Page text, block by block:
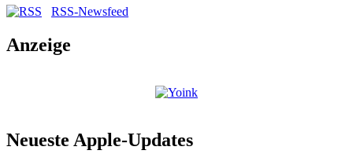
RSS-Newsfeed
Anzeige
Neueste Apple-Updates